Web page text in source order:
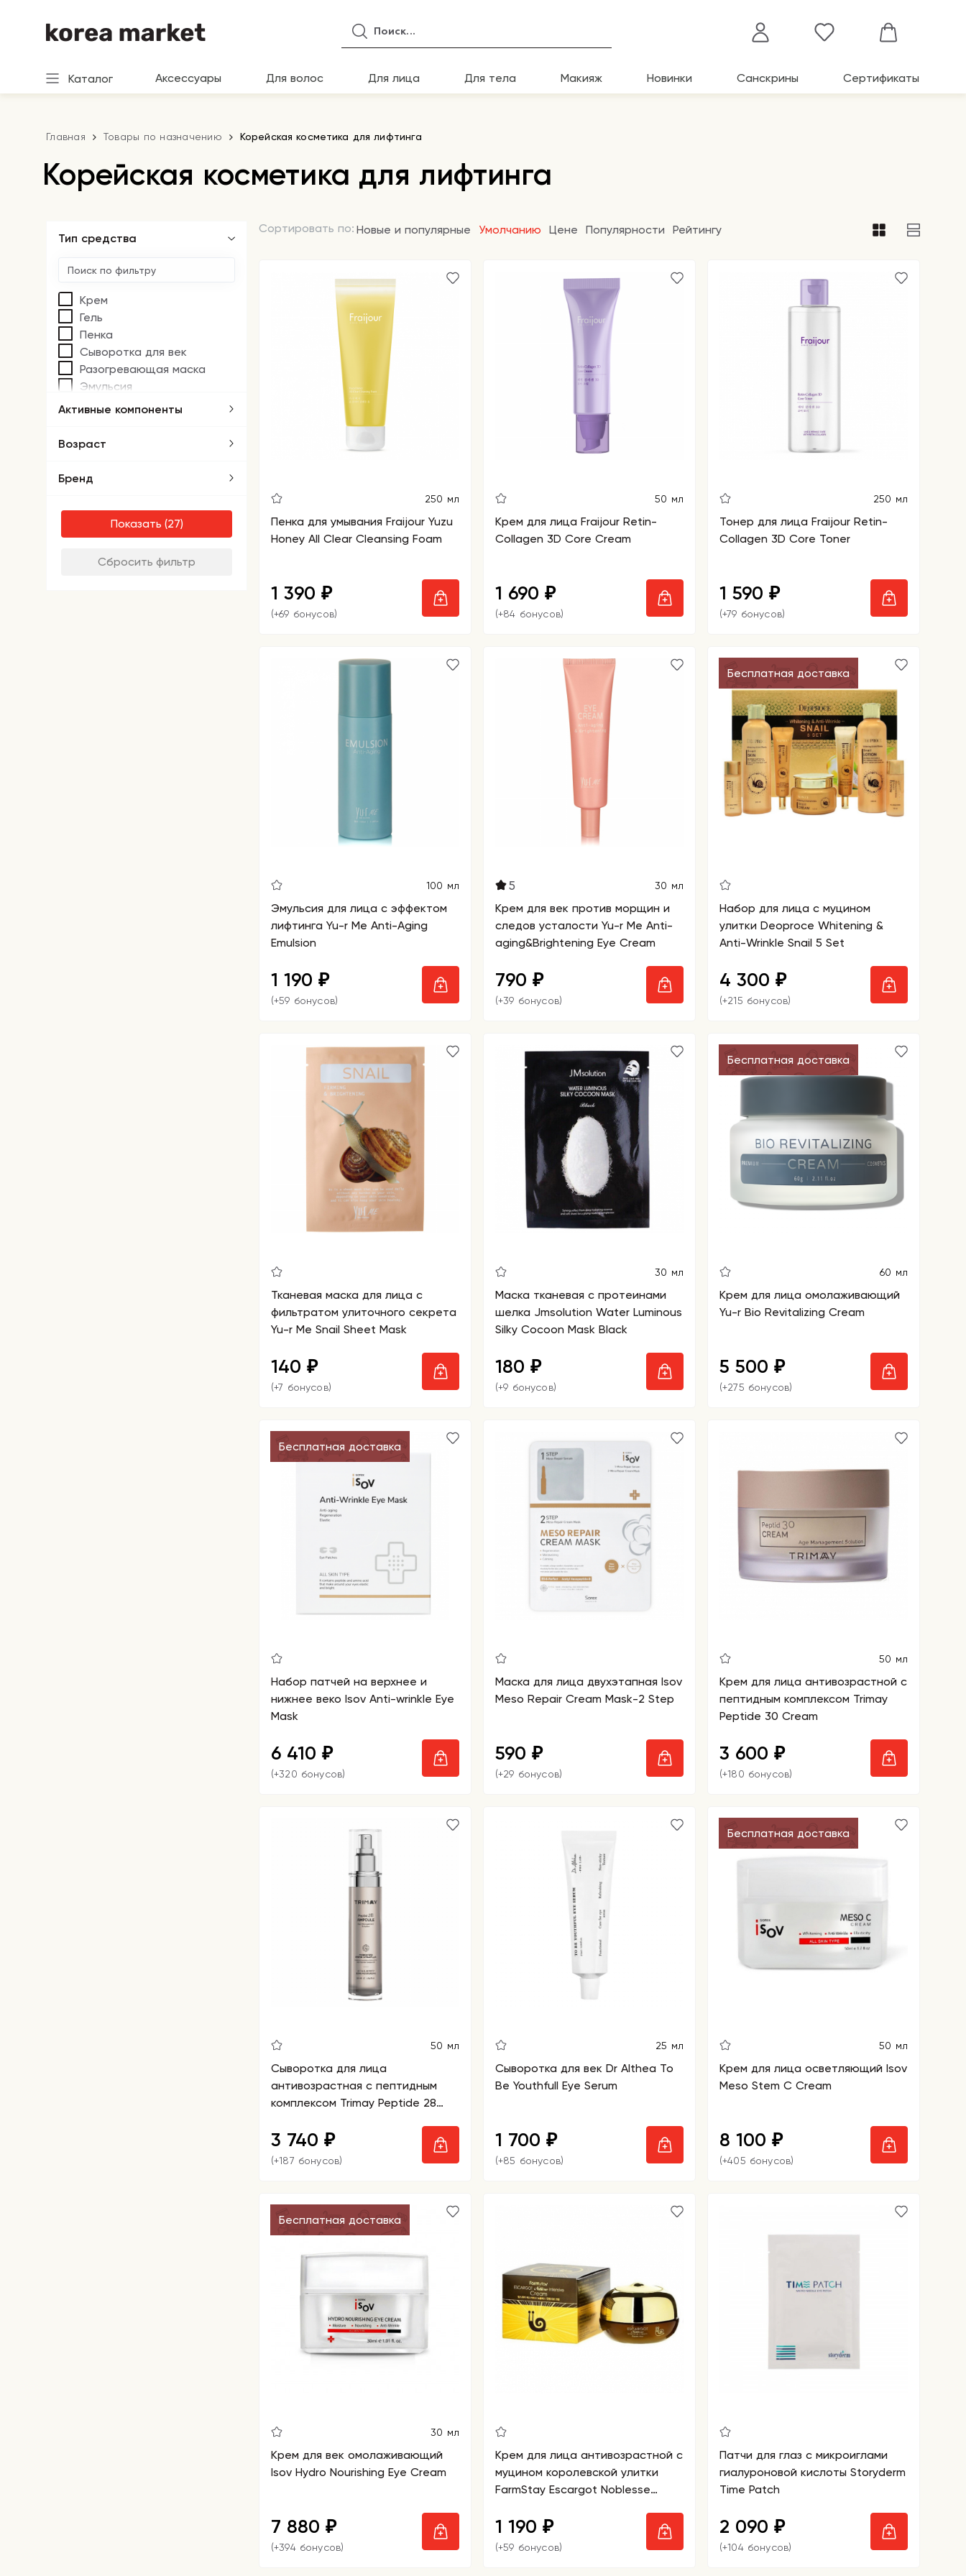
Каталог Аксессуары Для волос Для лица Для тела Макияж Новинки Санскрины Сертификаты
Главная Товары по назначению Корейская косметика для лифтинга
Корейская косметика для лифтинга
Сортировать по: Новые и популярные Умолчанию Цене Популярности Рейтингу
250 мл
Пенка для умывания Fraijour Yuzu
Honey All Clear Cleansing Foam
1 390 ₽
(+69 бонусов)
50 мл
Крем для лица Fraijour Retin-
Collagen 3D Core Cream
1 690 ₽
(+84 бонусов)
250 мл
Тонер для лица Fraijour Retin-
Collagen 3D Core Toner
1 590 ₽
(+79 бонусов)
100 мл
Эмульсия для лица с эффектом
лифтинга Yu-r Me Anti-Aging
Emulsion
1 190 ₽
(+59 бонусов)
5 30 мл
Крем для век против морщин и
следов усталости Yu-r Me Anti-
aging&Brightening Eye Cream
790 ₽
(+39 бонусов)
Бесплатная доставка
Набор для лица с муцином
улитки Deoproce Whitening &
Anti-Wrinkle Snail 5 Set
4 300 ₽
(+215 бонусов)
Тканевая маска для лица с
фильтратом улиточного секрета
Yu-r Me Snail Sheet Mask
140 ₽
(+7 бонусов)
30 мл
Маска тканевая с протеинами
шелка Jmsolution Water Luminous
Silky Cocoon Mask Black
180 ₽
(+9 бонусов)
Бесплатная доставка
60 мл
Крем для лица омолаживающий
Yu-r Bio Revitalizing Cream
5 500 ₽
(+275 бонусов)
Бесплатная доставка
Набор патчей на верхнее и
нижнее веко Isov Anti-wrinkle Eye
Mask
6 410 ₽
(+320 бонусов)
Маска для лица двухэтапная Isov
Meso Repair Cream Mask-2 Step
590 ₽
(+29 бонусов)
50 мл
Крем для лица антивозрастной с
пептидным комплексом Trimay
Peptide 30 Cream
3 600 ₽
(+180 бонусов)
50 мл
Сыворотка для лица
антивозрастная с пептидным
комплексом Trimay Peptide 28
3 740 ₽
(+187 бонусов)
25 мл
Сыворотка для век Dr Althea To
Be Youthfull Eye Serum
1 700 ₽
(+85 бонусов)
Бесплатная доставка
50 мл
Крем для лица осветляющий Isov
Meso Stem C Cream
8 100 ₽
(+405 бонусов)
Бесплатная доставка
30 мл
Крем для век омолаживающий
Isov Hydro Nourishing Eye Cream
7 880 ₽
(+394 бонусов)
Крем для лица антивозрастной с
муцином королевской улитки
FarmStay Escargot Noblesse
1 190 ₽
(+59 бонусов)
Патчи для глаз с микроиглами
гиалуроновой кислоты Storyderm
Time Patch
2 090 ₽
(+104 бонусов)
Тип средства
Крем
Гель
Пенка
Сыворотка для век
Разогревающая маска
Эмульсия
Активные компоненты
Возраст
Бренд
Показать
Сбросить фильтр